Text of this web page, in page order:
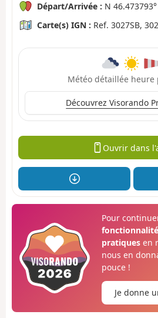
Départ/Arrivée : N
Carte(s) IGN : Ref. 3027SB,
Météo détaillée heure
Découvrez Visorando
Ouvrir dans
Pour
pratiquesen
nous en
pouce !
Je donne